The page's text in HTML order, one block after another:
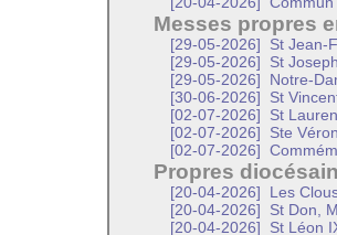
Messes propres
[29-05-2026]
St Jean-
[29-05-2026]
St
[29-05-2026]
Notre-
[30-06-2026]
St
[02-07-2026]
St
[02-07-2026]
Ste
[02-07-2026]
Propres
[20-04-2026]
Les
[20-04-2026]
St Don,
[20-04-2026]
St Léon